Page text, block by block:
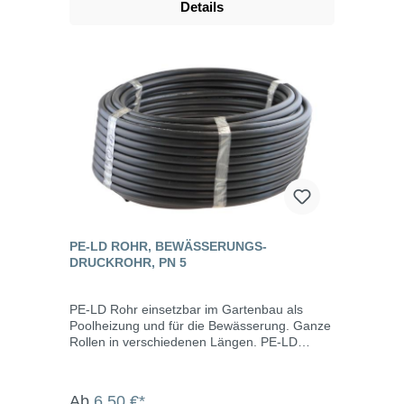
Details
PE-LD ROHR, BEWÄSSERUNGS-
DRUCKROHR, PN 5
PE-LD Rohr einsetzbar im Gartenbau als
Poolheizung und für die Bewässerung. Ganze
Rollen in verschiedenen Längen. PE-LD